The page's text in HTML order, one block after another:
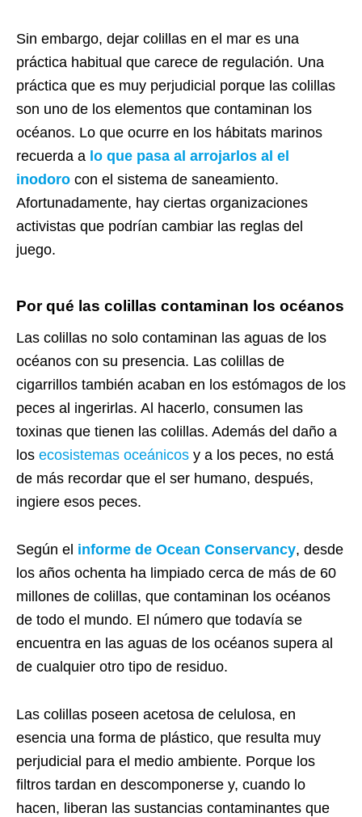
Sin embargo, dejar colillas en el mar es una
práctica habitual que carece de regulación. Una
práctica que es muy perjudicial porque las colillas
son uno de los elementos que contaminan los
océanos. Lo que ocurre en los hábitats marinos
recuerda a lo que pasa al arrojarlos al el
inodoro con el sistema de saneamiento.
Afortunadamente, hay ciertas organizaciones
activistas que podrían cambiar las reglas del
juego.
Por qué las colillas contaminan los océanos
Las colillas no solo contaminan las aguas de los
océanos con su presencia. Las colillas de
cigarrillos también acaban en los estómagos de los
peces al ingerirlas. Al hacerlo, consumen las
toxinas que tienen las colillas. Además del daño a
los ecosistemas oceánicos y a los peces, no está
de más recordar que el ser humano, después,
ingiere esos peces.
Según el informe de Ocean Conservancy, desde
los años ochenta ha limpiado cerca de más de 60
millones de colillas, que contaminan los océanos
de todo el mundo. El número que todavía se
encuentra en las aguas de los océanos supera al
de cualquier otro tipo de residuo.
Las colillas poseen acetosa de celulosa, en
esencia una forma de plástico, que resulta muy
perjudicial para el medio ambiente. Porque los
filtros tardan en descomponerse y, cuando lo
hacen, liberan las sustancias contaminantes que